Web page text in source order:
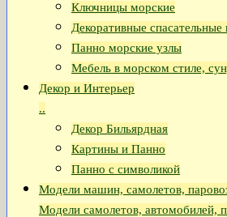
Ключницы морские
Декоративные спасательные
Панно морские узлы
Мебель в морском стиле,
Декор и Интерьер
..
Декор Бильярдная
Картины и Панно
Панно с символикой
Модели машин, самолетов,
Модели самолетов, автомобилей,